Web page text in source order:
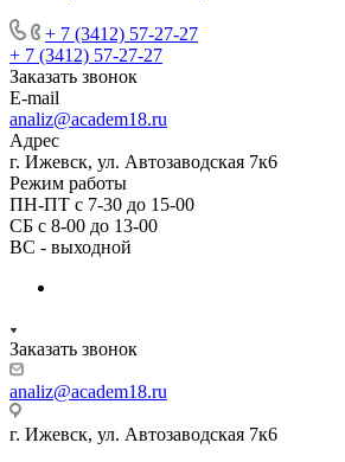
+ 7 (3412) 57-27-27
+ 7 (3412) 57-27-27
Заказать звонок
E-mail
analiz@academ18.ru
Адрес
г. Ижевск, ул. Автозаводская 7к6
Режим работы
ПН-ПТ с 7-30 до 15-00
СБ с 8-00 до 13-00
ВС - выходной
Заказать звонок
analiz@academ18.ru
г. Ижевск, ул. Автозаводская 7к6